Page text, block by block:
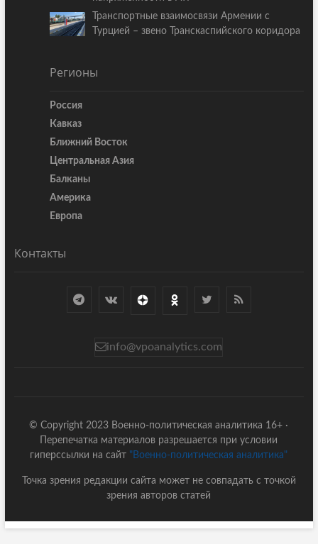
Транспортные взаимосвязи Армении с
Турцией – звено Транскаспийского коридора
Регионы
Россия
Кавказ
Ближний Восток
Центральная Азия
Балканы
Америка
Европа
Контакты
info@vpoanalytics.com
© Copyright 2023 Военно-политическая аналитика 16+ ·
Перепечатка материалов разрешается при условии
гиперссылки на сайт "Военно-политическая аналитика"
Точка зрения редакции сайта может не совпадать с точкой
зрения авторов статей